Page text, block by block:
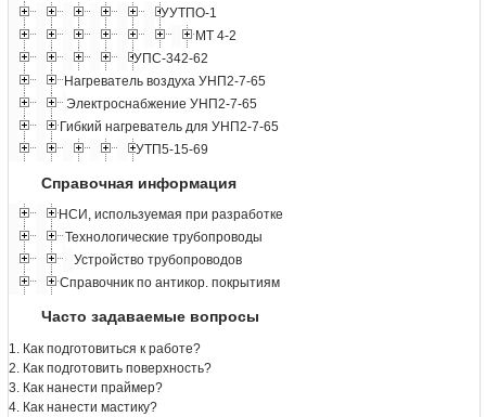
УУТПО-1
МТ 4-2
УПС-342-62
Нагреватель воздуха УНП2-7-65
Электроснабжение УНП2-7-65
Гибкий нагреватель для УНП2-7-65
УТП5-15-69
Справочная информация
НСИ, используемая при разработке
Технологические трубопроводы
Устройство трубопроводов
Справочник по антикор. покрытиям
Часто задаваемые вопросы
1. Как подготовиться к работе?
2. Как подготовить поверхность?
3. Как нанести праймер?
4. Как нанести мастику?